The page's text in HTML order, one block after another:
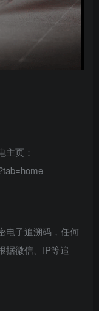
主页：
电子追溯码，任何
据微信、IP等追